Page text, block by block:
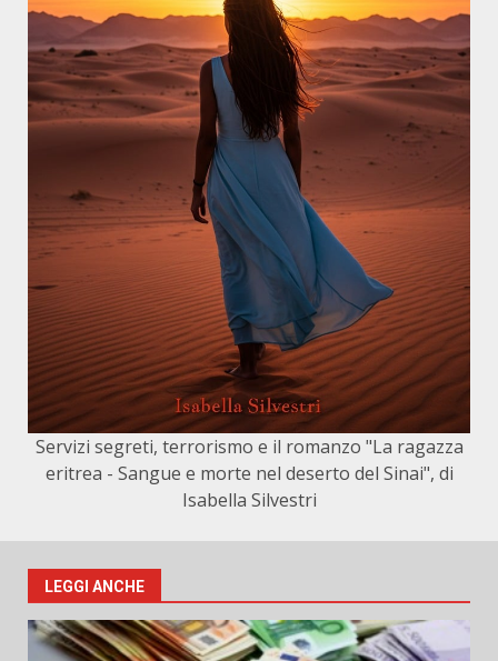
Servizi segreti, terrorismo e il romanzo "La ragazza
eritrea - Sangue e morte nel deserto del Sinai", di
Isabella Silvestri
LEGGI ANCHE